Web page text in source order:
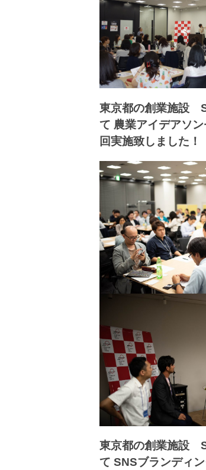
東京都の創業施設
て 農業アイデアソ
回実施致しました！
東京都の創業施設
て SNSブランディ